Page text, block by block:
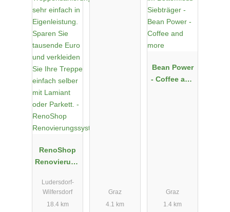
RenoShop
Renovierung
Ludersdorf-
Wilfersdorf
18.4 km
Graz
4.1 km
Bean Power
- Coffee and
Graz
1.4 km